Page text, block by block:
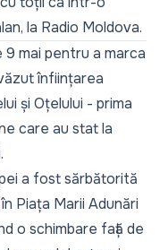
la Radio Moldova.
mai pentru a marca
înființarea
și Oțelului - prima
care au stat la
a fost sărbătorită
Piața Marii Adunări
o schimbare față de